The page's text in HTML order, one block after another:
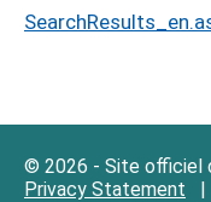
© 2026 - Site officiel
Privacy Statement |